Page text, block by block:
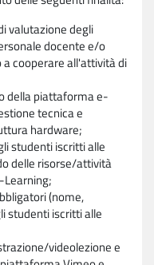
valutazione degli
docente e/o
cooperare all'attività di
della piattaforma e-
tecnica e
hardware;
studenti iscritti alle
delle risorse/attività
(nome,
studenti iscritti alle
videolezione e